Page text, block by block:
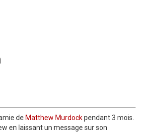
de Matthew Murdockpendant 3 mois.
en laissant un message sur son